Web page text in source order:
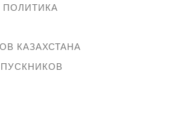
КАЗАХСТАНА